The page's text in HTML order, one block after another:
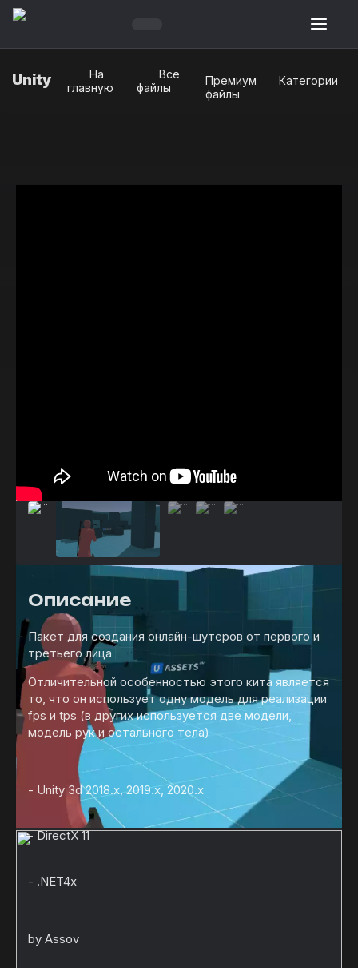
Unity
На
главную
Все
файлы
Премиум
файлы
Категории
Описание
Пакет для создания онлайн-шутеров от первого и
третьего лица
Отличительной особенностью этого кита является
то, что он использует одну модель для реализации
fps и tps (в других используется две модели,
модель рук и остального тела)
- Unity 3d 2018.х, 2019.х, 2020.х
-DirectX11
- .NET4x
by Assov